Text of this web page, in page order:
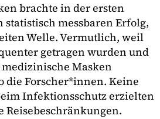
brachte in der ersten
statistisch messbaren Erfolg,
Welle. Vermutlich, weil
getragen wurden und
Masken
die Forscher*innen. Keine
Infektionsschutz erzielten
Reisebeschränkungen.